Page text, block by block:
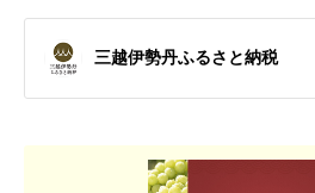
三越伊勢丹ふるさと納税